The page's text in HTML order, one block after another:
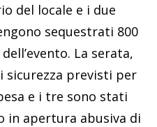
del locale e i due
sequestrati 800
La serata,
sicurezza previsti per
e i tre sono stati
in apertura abusiva di